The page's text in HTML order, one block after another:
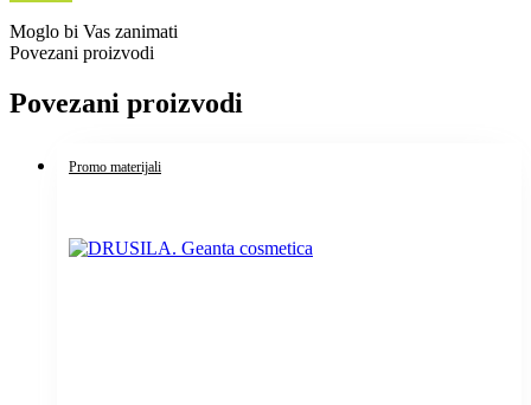
Moglo bi Vas zanimati
Povezani proizvodi
Povezani proizvodi
Promo materijali